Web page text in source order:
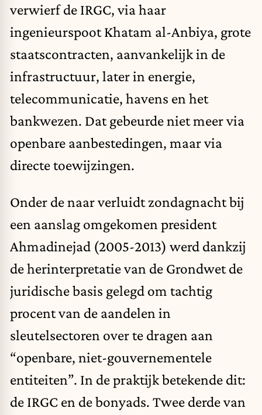
verwierf de IRGC, via haar
ingenieurspoot Khatam al-Anbiya, grote
staatscontracten, aanvankelijk in de
infrastructuur, later in energie,
telecommunicatie, havens en het
bankwezen. Dat gebeurde niet meer via
openbare aanbestedingen, maar via
directe toewijzingen.
Onder de naar verluidt zondagnacht bij
een aanslag omgekomen president
Ahmadinejad (2005-2013) werd dankzij
de herinterpretatie van de Grondwet de
juridische basis gelegd om tachtig
procent van de aandelen in
sleutelsectoren over te dragen aan
“openbare, niet-gouvernementele
entiteiten”. In de praktijk betekende dit:
de IRGC en de bonyads. Twee derde van